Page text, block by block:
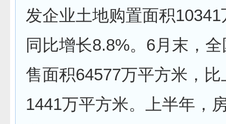
发企业土地购置面积
同比增长8.8%。6月末，
售面积64577万平方米，
1441万平方米。上半年，